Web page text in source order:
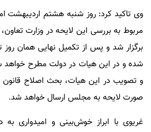
وی تاکید کرد: روز شنبه هشتم اردیبهشت
مربوط به بررسی این لایحه در وزارت
برگزار شد و پس از تکمیل نهایی همان روز
شده و در این هیات در دولت مطرح خواهد
و تصویب در این هیات، بحث اصلاح قانون
صورت لایحه به مجلس ارسال خواهد شد.
غریوی با ابراز خوش‌بینی و امیدواری به